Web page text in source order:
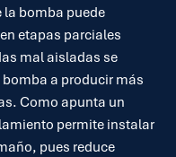
la bomba puede
etapas parciales
mal aisladas se
a producir más
Como apunta un
permite instalar
pues reduce